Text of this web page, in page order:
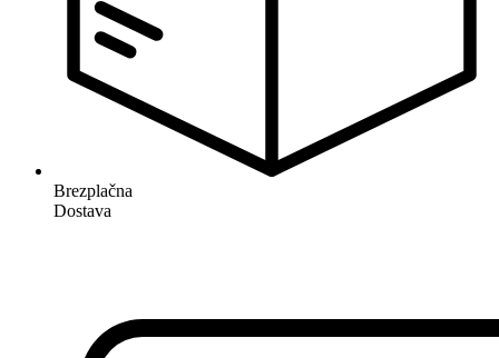
Brezplačna
Dostava